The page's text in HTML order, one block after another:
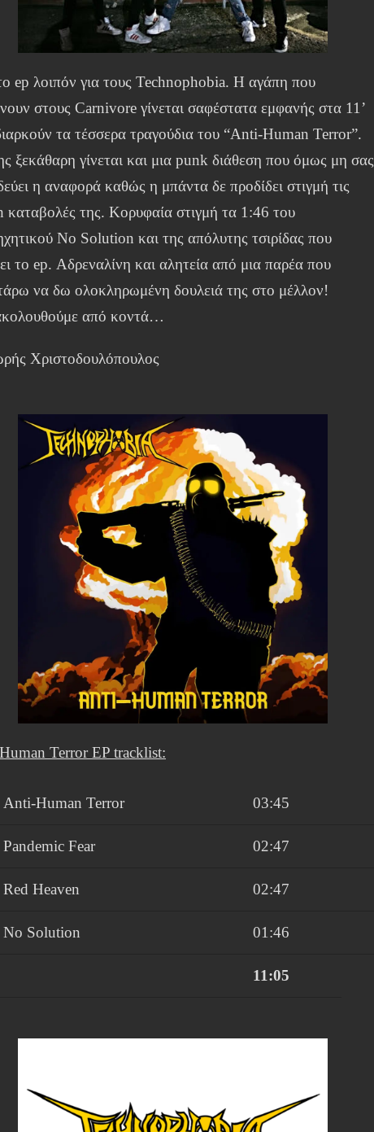
ep λοιπόν για τους Technophobia. Η αγάπη που
στους Carnivore γίνεται σαφέστατα εμφανής στα 11’
τα τέσσερα τραγούδια του “Anti-Human Terror”.
ξεκάθαρη γίνεται και μια punk διάθεση που όμως μη σας
η αναφορά καθώς η μπάντα δε προδίδει στιγμή τις
καταβολές της. Κορυφαία στιγμή τα 1:46 του
No Solution και της απόλυτης τσιρίδας που
το ep. Αδρεναλίνη και αλητεία από μια παρέα που
να δω ολοκληρωμένη δουλειά της στο μέλλον!
από κοντά…
Χριστοδουλόπουλος
Terror EP tracklist:
Anti-Human Terror 03:45
Pandemic Fear 02:47
Red Heaven 02:47
No Solution 01:46
11:05